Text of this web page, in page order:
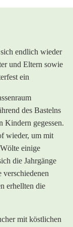
endlich wieder
und Eltern sowie
ein
des Bastelns
Kindern gegessen.
wieder, um mit
einige
die Jahrgänge
verschiedenen
erhellten die
mit köstlichen